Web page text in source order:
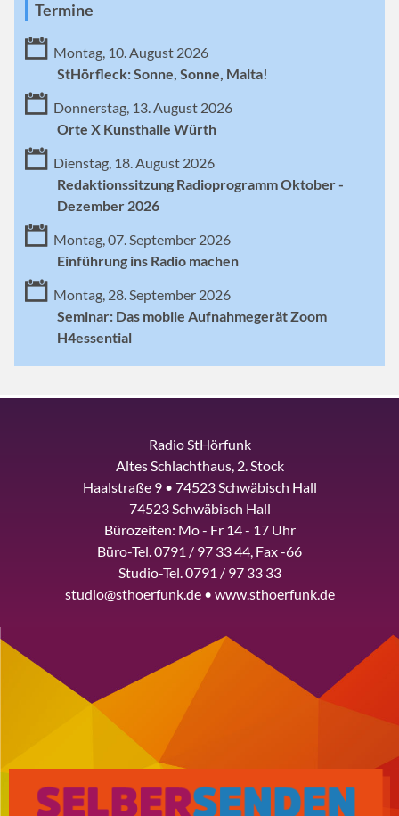
Termine
Montag, 10. August 2026
StHörfleck: Sonne, Sonne, Malta!
Donnerstag, 13. August 2026
Orte X Kunsthalle Würth
Dienstag, 18. August 2026
Redaktionssitzung Radioprogramm Oktober -
Dezember 2026
Montag, 07. September 2026
Einführung ins Radio machen
Montag, 28. September 2026
Seminar: Das mobile Aufnahmegerät Zoom
H4essential
Radio StHörfunk
Altes Schlachthaus, 2. Stock
Haalstraße 9 • 74523 Schwäbisch Hall
74523 Schwäbisch Hall
Bürozeiten: Mo - Fr 14 - 17 Uhr
Büro-Tel. 0791 / 97 33 44, Fax -66
Studio-Tel. 0791 / 97 33 33
studio@sthoerfunk.de • www.sthoerfunk.de